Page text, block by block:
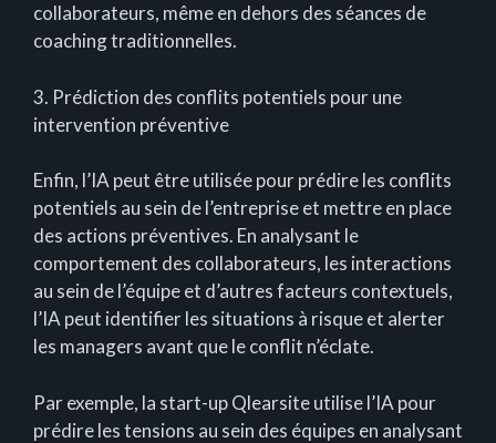
collaborateurs, même en dehors des séances de
coaching traditionnelles.
3. Prédiction des conflits potentiels pour une
intervention préventive
Enfin, l’IA peut être utilisée pour prédire les conflits
potentiels au sein de l’entreprise et mettre en place
des actions préventives. En analysant le
comportement des collaborateurs, les interactions
au sein de l’équipe et d’autres facteurs contextuels,
l’IA peut identifier les situations à risque et alerter
les managers avant que le conflit n’éclate.
Par exemple, la start-up Qlearsite utilise l’IA pour
prédire les tensions au sein des équipes en analysant